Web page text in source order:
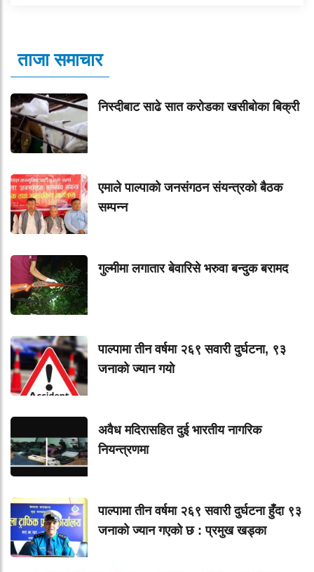
ताजा समाचार
निस्दीबाट साढे सात करोडका खसीबोका बिक्री
एमाले पाल्पाको जनसंगठन संयन्त्रको बैठक
सम्पन्न
गुल्मीमा लगातार बेवारिसे भरुवा बन्दुक बरामद
पाल्पामा तीन वर्षमा २६९ सवारी दुर्घटना, ९३
जनाको ज्यान गयाे
अवैध मदिरासहित दुई भारतीय नागरिक
नियन्त्रणमा
पाल्पामा तीन वर्षमा २६९ सवारी दुर्घटना हुँदा ९३
जनाको ज्यान गएको छ : प्रमुख खड्का